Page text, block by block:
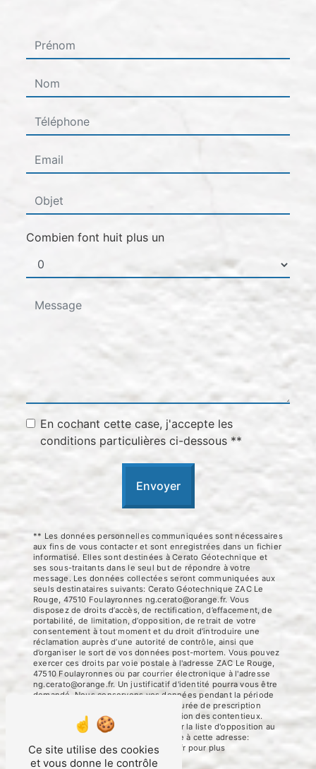
Combien font huit plus un
En cochant cette case, j'accepte les
conditions particulières ci-dessous **
Envoyer
** Les données personnelles communiquées sont nécessaires
aux fins de vous contacter et sont enregistrées dans un fichier
informatisé. Elles sont destinées à Cerato Géotechnique et
ses sous-traitants dans le seul but de répondre à votre
message. Les données collectées seront communiquées aux
seuls destinataires suivants: Cerato Géotechnique ZAC Le
Rouge, 47510 Foulayronnes ng.cerato@orange.fr. Vous
disposez de droits d’accès, de rectification, d’effacement, de
portabilité, de limitation, d’opposition, de retrait de votre
consentement à tout moment et du droit d’introduire une
réclamation auprès d’une autorité de contrôle, ainsi que
d’organiser le sort de vos données post-mortem. Vous pouvez
exercer ces droits par voie postale à l'adresse ZAC Le Rouge,
47510 Foulayronnes ou par courrier électronique à l'adresse
ng.cerato@orange.fr. Un justificatif d'identité pourra vous être
demandé. Nous conservons vos données pendant la période
de prise de contact puis pendant la durée de prescription
légale aux fins probatoires et de gestion des contentieux.
Vous avez le droit de vous inscrire sur la liste d'opposition au
démarchage téléphonique, disponible à cette adresse:
Bloctel.gouv.fr. Consultez le site cnil.fr pour plus
d’informations sur vos droits.
Ce site utilise des cookies
et vous donne le contrôle